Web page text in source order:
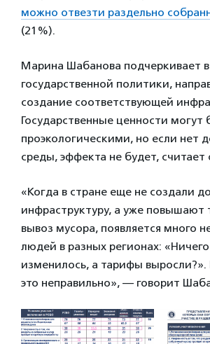
можно отвезти раздельно
(21%).
Марина Шабанова подчеркивает
государственной политики,
создание соответствующей
Государственные ценности могут
проэкологическими, но если нет
среды, эффекта не будет, считает
«Когда в стране еще не создали
инфраструктуру, а уже повышают
вывоз мусора, появляется много
людей в разных регионах:
изменилось, а тарифы выросли?».
это неправильно», — говорит